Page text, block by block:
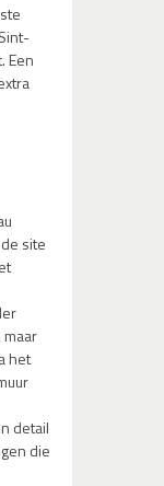
Een
site
het
detail
die